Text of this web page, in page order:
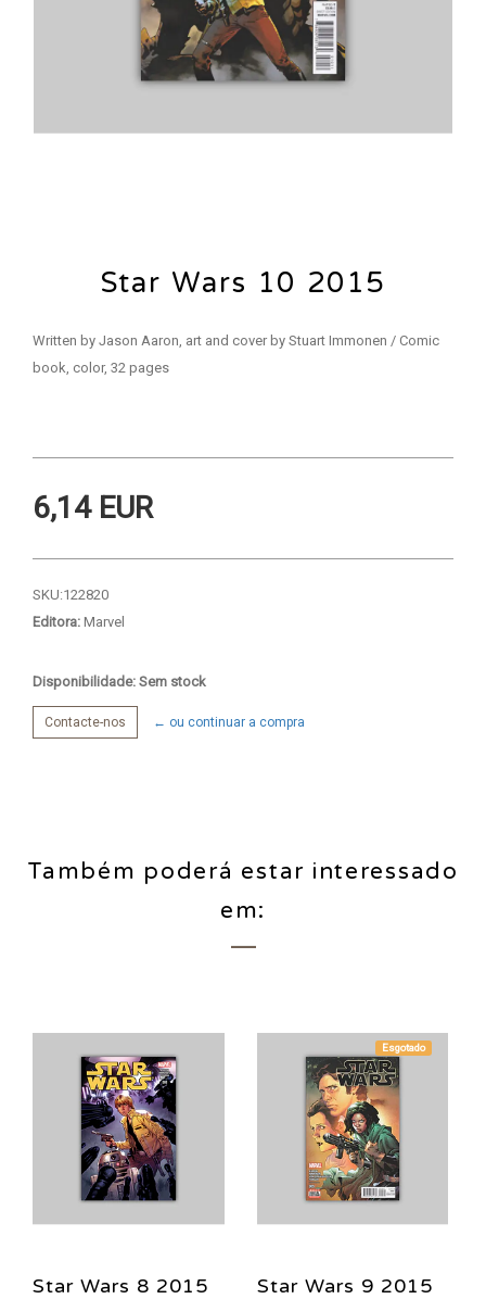
Star Wars 10 2015
Written by Jason Aaron, art and cover by Stuart Immonen / Comic
book, color, 32 pages
6,14 EUR
SKU:122820
Editora: Marvel
Disponibilidade: Sem stock
Contacte-nos ← ou continuar a compra
Também poderá estar interessado
em:
Star Wars 8 2015
Esgotado
Star Wars 9 2015